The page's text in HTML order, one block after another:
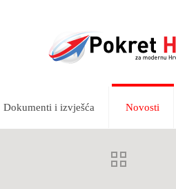
Dokumenti i izvješća Novosti